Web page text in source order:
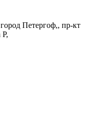
Петергоф,, пр-кт
Р,